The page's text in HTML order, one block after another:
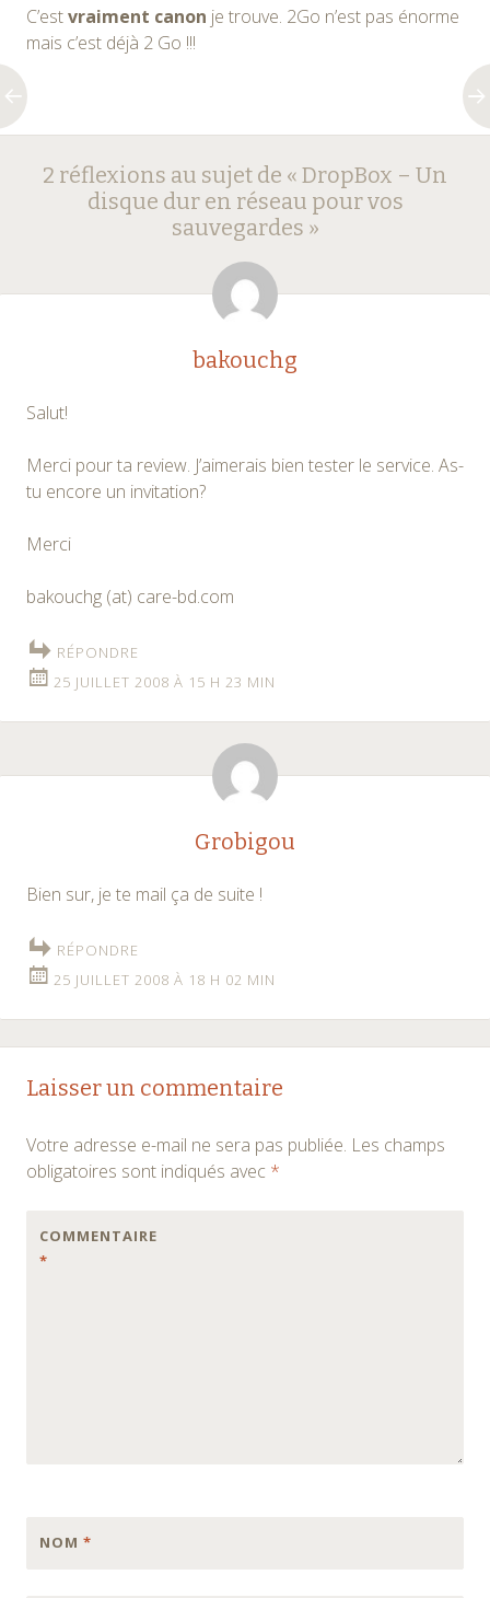
C’estvraiment canon je trouve. 2Go n’est pas énorme
mais c’est déjà 2 Go !!!
Navigation
2 réflexions au sujet de « DropBox – Un
disque dur en réseau pour vos
sauvegardes »
bakouchg
Salut!
Merci pour ta review. J’aimerais bien tester le service. As-
tu encore un invitation?
Merci
bakouchg (at) care-bd.com
RÉPONDRE
25 JUILLET 2008 À 15 H 23 MIN
Grobigou
Bien sur, je te mail ça de suite !
RÉPONDRE
25 JUILLET 2008 À 18 H 02 MIN
Laisser un commentaire
Votre adresse e-mail ne sera pas publiée. Les champs
obligatoires sont indiqués avec *
COMMENTAIRE
*
NOM *